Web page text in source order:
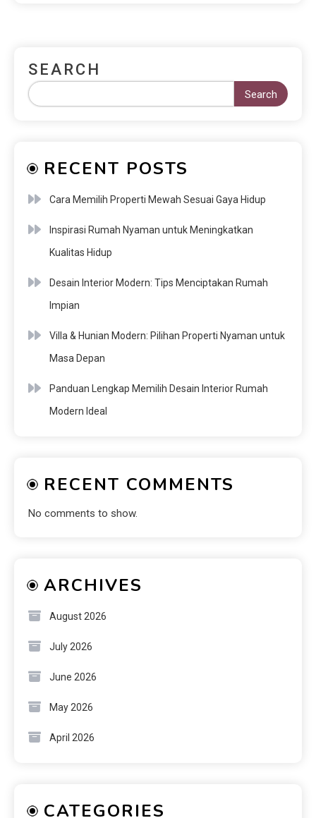
SEARCH
Search
RECENT POSTS
Cara Memilih Properti Mewah Sesuai Gaya Hidup
Inspirasi Rumah Nyaman untuk Meningkatkan
Kualitas Hidup
Desain Interior Modern: Tips Menciptakan Rumah
Impian
Villa & Hunian Modern: Pilihan Properti Nyaman untuk
Masa Depan
Panduan Lengkap Memilih Desain Interior Rumah
Modern Ideal
RECENT COMMENTS
No comments to show.
ARCHIVES
August 2026
July 2026
June 2026
May 2026
April 2026
CATEGORIES